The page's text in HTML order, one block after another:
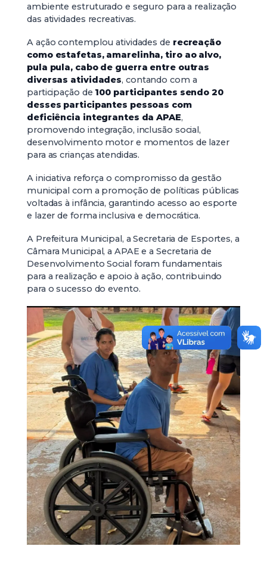
ambiente estruturado e seguro para a realização
das atividades recreativas.
A ação contemplou atividades de recreação
como estafetas, amarelinha, tiro ao alvo,
pula pula, cabo de guerra entre outras
diversas atividades, contando com a
participação de 100 participantes sendo 20
desses participantes pessoas com
deficiência integrantes da APAE,
promovendo integração, inclusão social,
desenvolvimento motor e momentos de lazer
para as crianças atendidas.
A iniciativa reforça o compromisso da gestão
municipal com a promoção de políticas públicas
voltadas à infância, garantindo acesso ao esporte
e lazer de forma inclusiva e democrática.
A Prefeitura Municipal, a Secretaria de Esportes, a
Câmara Municipal, a APAE e a Secretaria de
Desenvolvimento Social foram fundamentais
para a realização e apoio à ação, contribuindo
para o sucesso do evento.